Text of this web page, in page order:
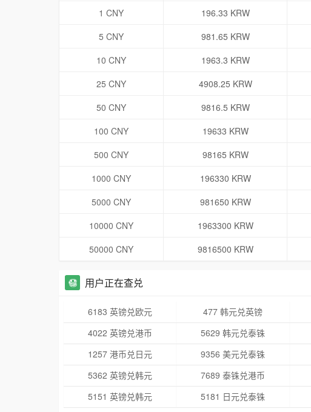
1 CNY
196.33 KRW
5 CNY
981.65 KRW
10 CNY
1963.3 KRW
25 CNY
4908.25 KRW
50 CNY
9816.5 KRW
100 CNY
19633 KRW
500 CNY
98165 KRW
1000 CNY
196330 KRW
5000 CNY
981650 KRW
10000 CNY
1963300 KRW
50000 CNY
9816500 KRW
用户正在查兑
6183 英镑兑欧元 477 韩元兑英镑
4022 英镑兑港币
5629 韩元兑泰铢
1257 港币兑日元
9356 美元兑泰铢
5362 英镑兑韩元
7689 泰铢兑港币
5151 英镑兑韩元
5181 日元兑泰铢